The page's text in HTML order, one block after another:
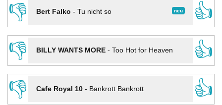
👎
neu
Bert Falko - Tu nicht so
👍
👎
BILLY WANTS MORE- Too Hot for Heaven
👍
👎
Cafe Royal 10- Bankrott Bankrott
👍